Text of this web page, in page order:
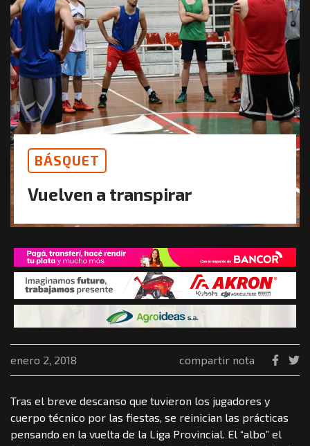
BÁSQUET
Vuelven a transpirar
enero 2, 2018 compartir nota
Tras el breve descanso que tuvieron los jugadores y
cuerpo técnico por las fiestas, se reinician las prácticas
pensando en la vuelta de la Liga Provincial. El “albo” el